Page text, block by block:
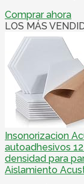
Comprar ahora
LOS MÁS
Insonorizacion
autoadhesivos
densidad para
Aislamiento